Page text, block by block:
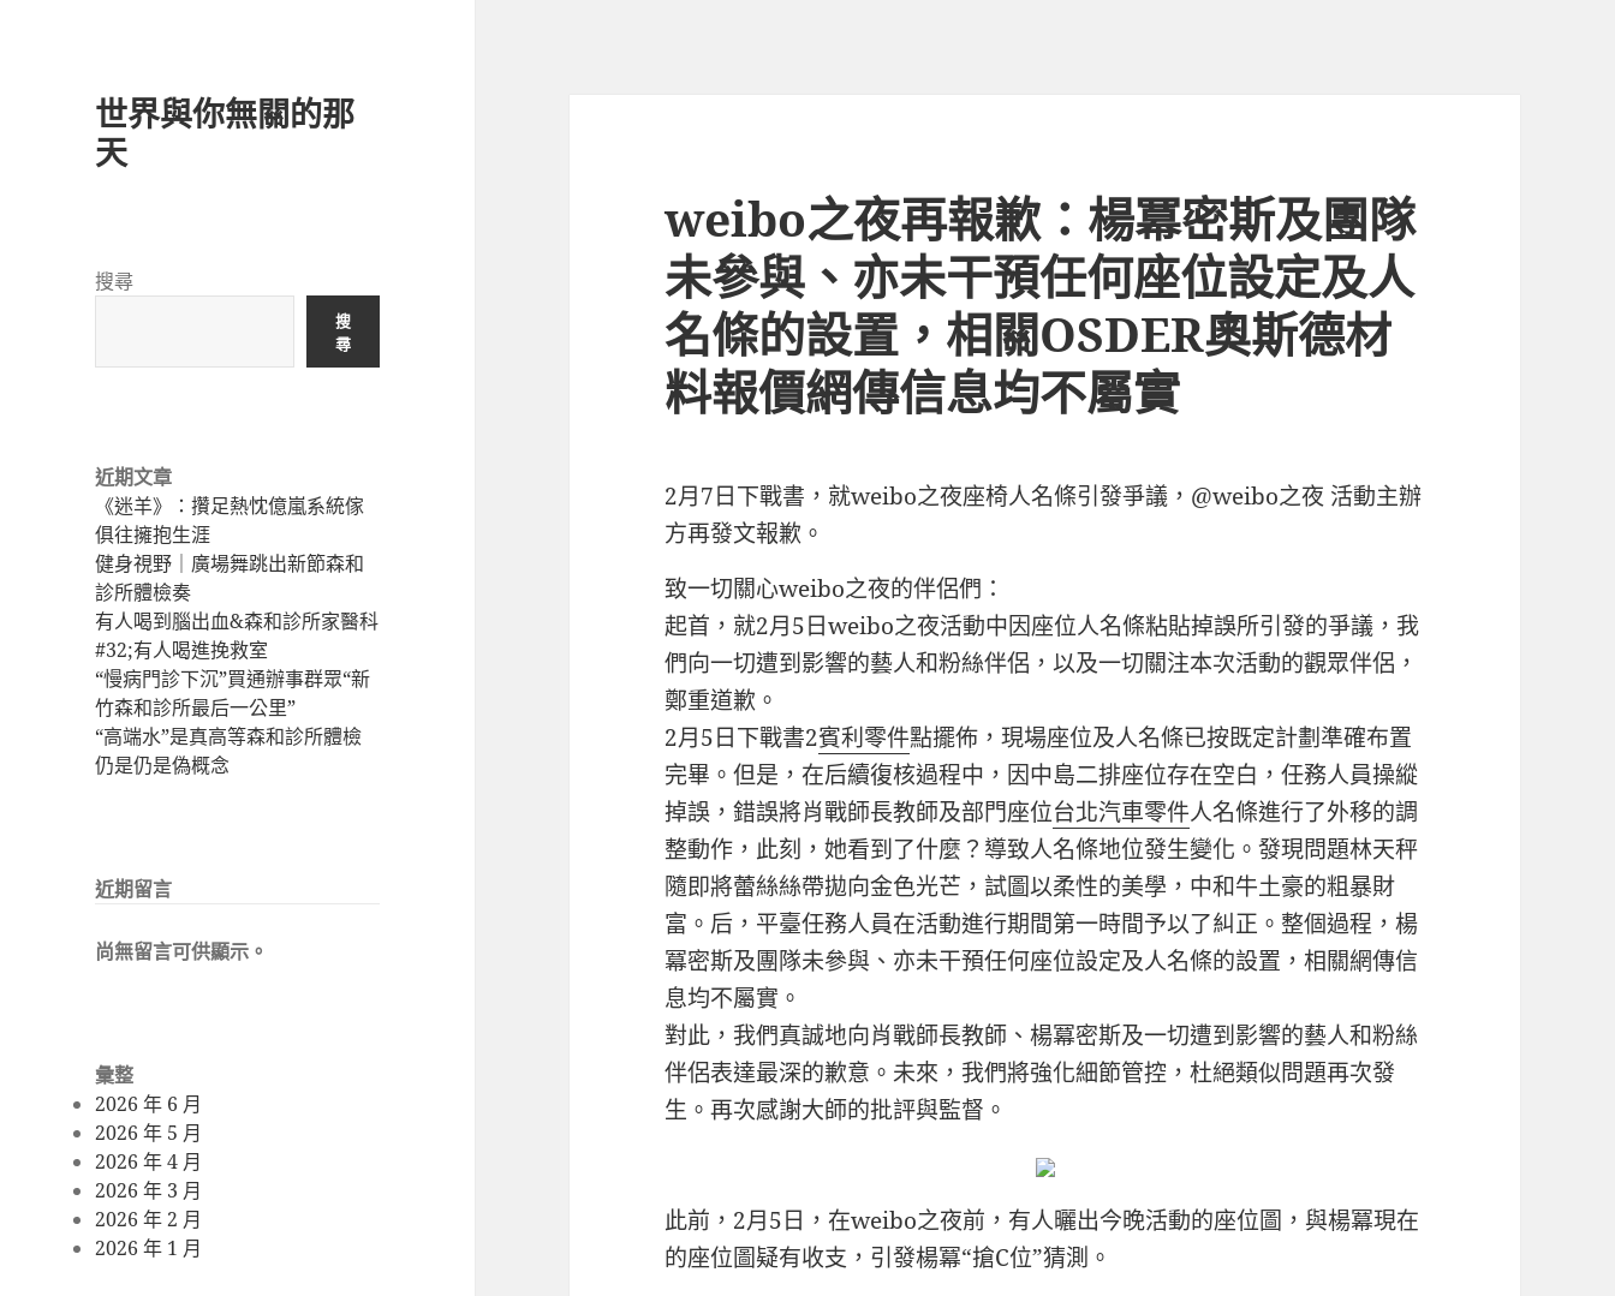
世界與你無關的那
天
搜尋
搜
尋
近期文章
《迷羊》：攢足熱忱億嵐系統傢
俱往擁抱生涯
健身視野｜廣場舞跳出新節森和
診所體檢奏
有人喝到腦出血&森和診所家醫科
#32;有人喝進挽救室
“慢病門診下沉”買通辦事群眾“新
竹森和診所最后一公里”
“高端水”是真高等森和診所體檢
仍是仍是偽概念
近期留言
尚無留言可供顯示。
彙整
2026 年 6 月
2026 年 5 月
2026 年 4 月
2026 年 3 月
2026 年 2 月
2026 年 1 月
weibo之夜再報歉：楊冪密斯及團隊
未參與、亦未干預任何座位設定及人
名條的設置，相關OSDER奧斯德材
料報價網傳信息均不屬實
2月7日下戰書，就weibo之夜座椅人名條引發爭議，@weibo之夜 活動主辦
方再發文報歉。
致一切關心weibo之夜的伴侶們：
起首，就2月5日weibo之夜活動中因座位人名條粘貼掉誤所引發的爭議，我
們向一切遭到影響的藝人和粉絲伴侶，以及一切關注本次活動的觀眾伴侶，
鄭重道歉。
2月5日下戰書2賓利零件點擺佈，現場座位及人名條已按既定計劃準確布置
完畢。但是，在后續復核過程中，因中島二排座位存在空白，任務人員操縱
掉誤，錯誤將肖戰師長教師及部門座位台北汽車零件人名條進行了外移的調
整動作，此刻，她看到了什麼？導致人名條地位發生變化。發現問題林天秤
隨即將蕾絲絲帶拋向金色光芒，試圖以柔性的美學，中和牛土豪的粗暴財
富。后，平臺任務人員在活動進行期間第一時間予以了糾正。整個過程，楊
冪密斯及團隊未參與、亦未干預任何座位設定及人名條的設置，相關網傳信
息均不屬實。
對此，我們真誠地向肖戰師長教師、楊冪密斯及一切遭到影響的藝人和粉絲
伴侶表達最深的歉意。未來，我們將強化細節管控，杜絕類似問題再次發
生。再次感謝大師的批評與監督。
此前，2月5日，在weibo之夜前，有人曬出今晚活動的座位圖，與楊冪現在
的座位圖疑有收支，引發楊冪“搶C位”猜測。